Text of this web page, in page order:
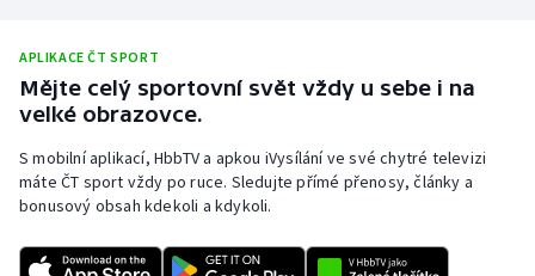
Stolní tenis
Veslování
Vodní slalom
APLIKACE ČT SPORT
Mějte celý sportovní svět vždy u sebe i na
velké obrazovce.
S mobilní aplikací, HbbTV a apkou iVysílání ve své chytré televizi
máte ČT sport vždy po ruce. Sledujte přímé přenosy, články a
bonusový obsah kdekoli a kdykoli.